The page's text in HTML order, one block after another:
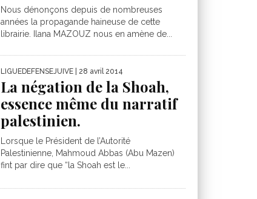
Nous dénonçons depuis de nombreuses
années la propagande haineuse de cette
librairie. Ilana MAZOUZ nous en amène de...
LIGUEDEFENSEJUIVE | 28 avril 2014
La négation de la Shoah,
essence même du narratif
palestinien.
Lorsque le Président de l’Autorité
Palestinienne, Mahmoud Abbas (Abu Mazen)
fint par dire que “la Shoah est le...